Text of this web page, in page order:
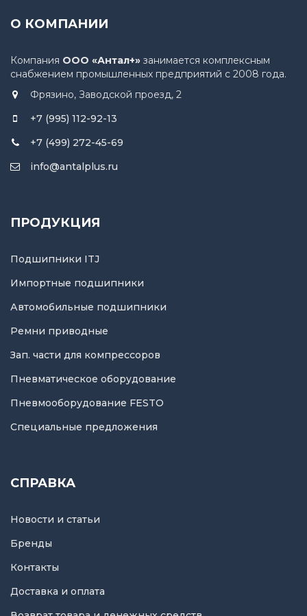
О КОМПАНИИ
Компания ООО «Антал+» занимается комплексным
снабжением промышленных предприятий с 2008 года.
Фрязино, Заводской проезд, 2
+7 (995) 112-92-13
+7 (499) 272-45-69
info@antalplus.ru
ПРОДУКЦИЯ
Подшипники ITJ
Импортные подшипники
Автомобильные подшипники
Ремни приводные
Зап. части для компрессоров
Пневматическое оборудование
Пневмооборудование FESTO
Специальные предложения
СПРАВКА
Новости и статьи
Бренды
Контакты
Доставка и оплата